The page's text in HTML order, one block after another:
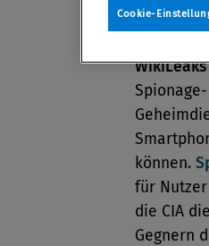
kopieren
per Mail teilen
IT-
WikiLeaks
können.
für
die CIA
Gegnern
Cookie-